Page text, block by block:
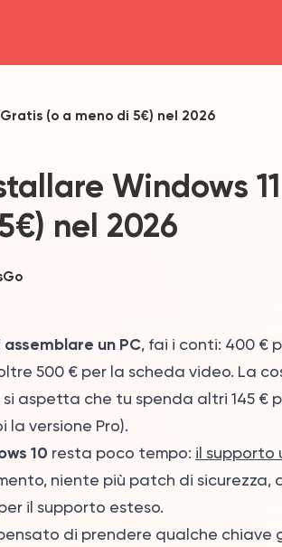
(o a meno di 5€) nel 2026
Windows
nel 2026
assemblare un PC, fai i conti: 400 €
500 € per la scheda video. La
aspetta che tu spenda altri 145 €
la versione Pro).
10 resta poco tempo: il supporto
niente più patch di sicurezza,
il supporto esteso.
di prendere qualche chiave